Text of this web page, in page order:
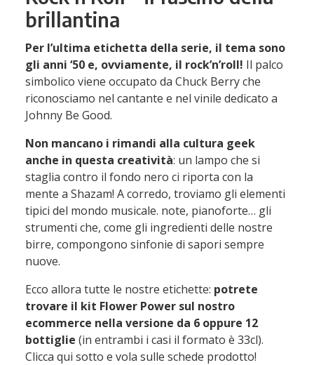
brillantina
Per l’ultima etichetta della serie, il tema sono
gli anni ‘50 e, ovviamente, il rock’n’roll! Il palco
simbolico viene occupato da Chuck Berry che
riconosciamo nel cantante e nel vinile dedicato a
Johnny Be Good.
Non mancano i rimandi alla cultura geek
anche in questa creatività: un lampo che si
staglia contro il fondo nero ci riporta con la
mente a Shazam! A corredo, troviamo gli elementi
tipici del mondo musicale. note, pianoforte… gli
strumenti che, come gli ingredienti delle nostre
birre, compongono sinfonie di sapori sempre
nuove.
Ecco allora tutte le nostre etichette: potrete
trovare il kit Flower Power sul nostro
ecommerce nella versione da 6 oppure 12
bottiglie (in entrambi i casi il formato è 33cl).
Clicca qui sotto e vola sulle schede prodotto!